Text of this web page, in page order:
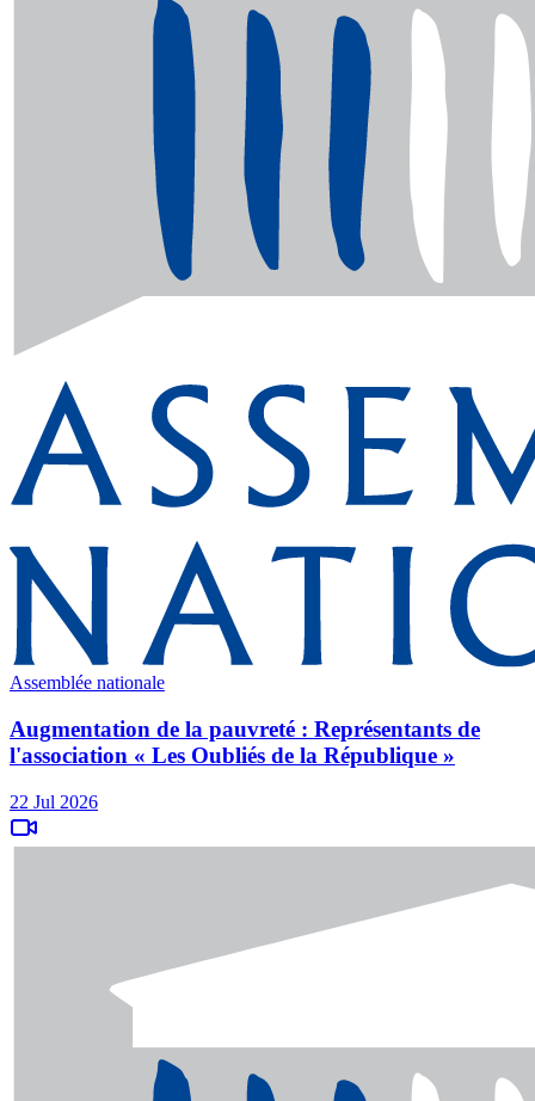
Assemblée nationale
Augmentation de la pauvreté : Représentants de
l'association « Les Oubliés de la République »
22 Jul 2026